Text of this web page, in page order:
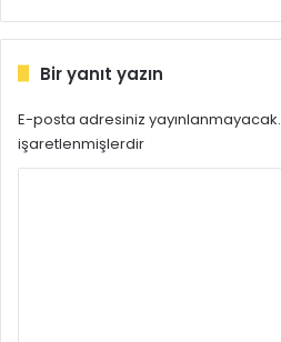
Bir yanıt yazın
E-posta adresiniz yayınlanmayacak.
işaretlenmişlerdir